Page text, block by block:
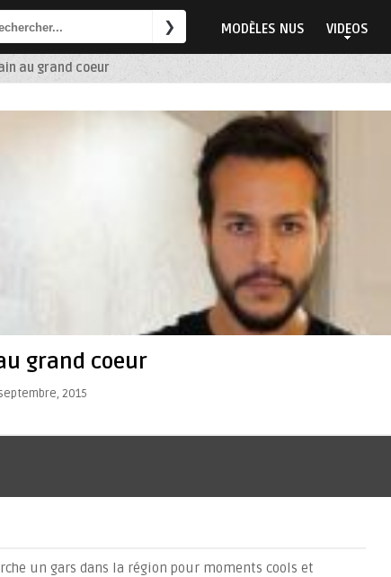
MODÈLES NUS VIDEOS
au grand coeur
grand coeur
2015
un gars dans la région pour moments cools et